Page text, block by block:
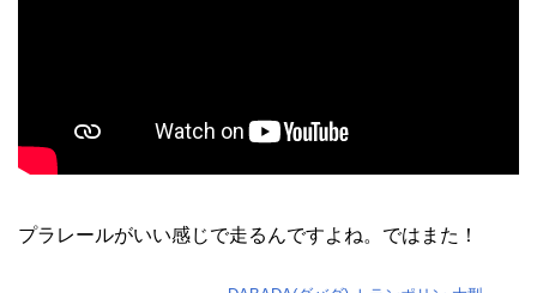
プラレールがいい感じで走るんですよね。ではまた！